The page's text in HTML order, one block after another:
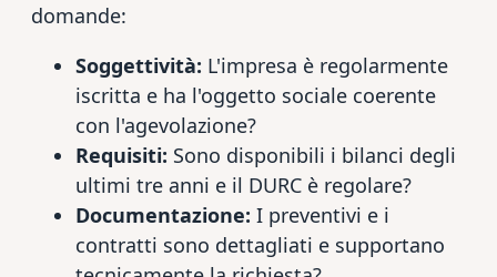
domande:
Soggettività: L'impresa è regolarmente
iscritta e ha l'oggetto sociale coerente
con l'agevolazione?
Requisiti: Sono disponibili i bilanci degli
ultimi tre anni e il DURC è regolare?
Documentazione: I preventivi e i
contratti sono dettagliati e supportano